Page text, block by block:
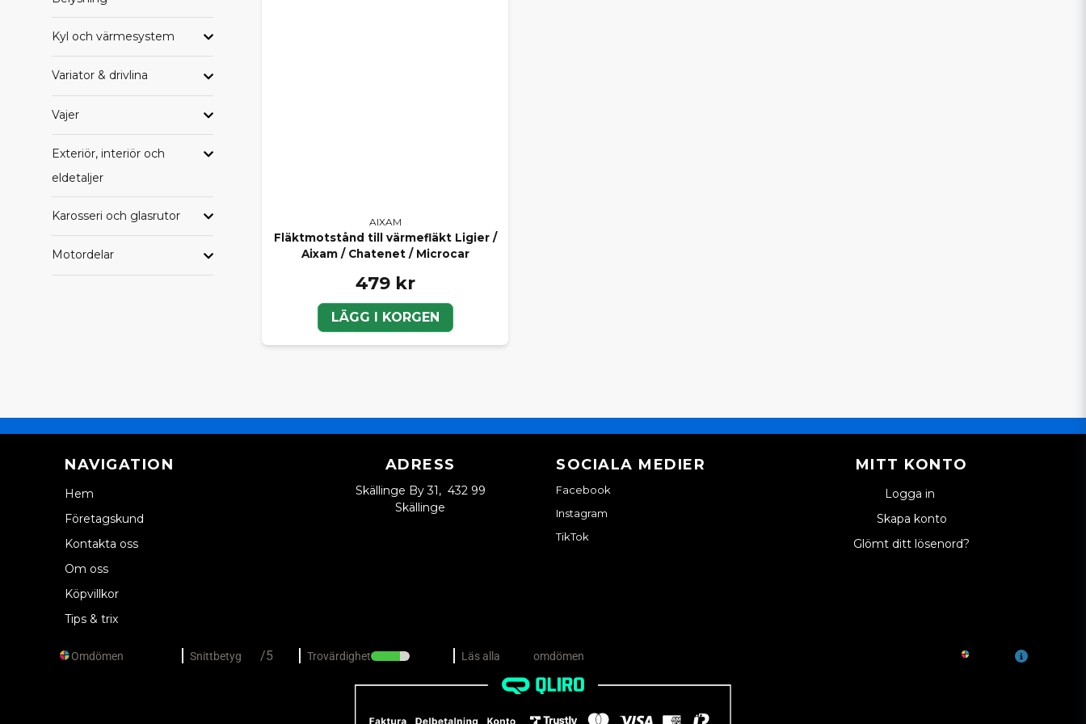
Kyl och värmesystem
Variator & drivlina
Vajer
Exteriör, interiör och
eldetaljer
Karosseri och glasrutor
Motordelar
AIXAM
Fläktmotstånd till värmefläkt Ligier /
Aixam / Chatenet / Microcar
479 kr
LÄGG I KORGEN
NAVIGATION
Hem
Företagskund
Kontakta oss
Om oss
Köpvillkor
Tips & trix
ADRESS
Skällinge By 31, 432 99
Skällinge
SOCIALA MEDIER
Facebook
Instagram
TikTok
MITT KONTO
Logga in
Skapa konto
Glömt ditt lösenord?